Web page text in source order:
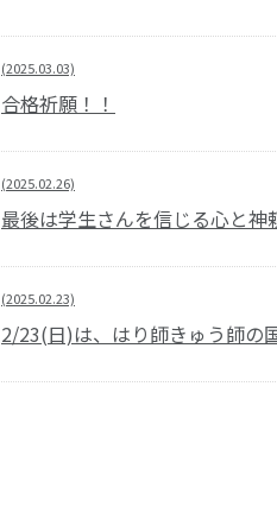
(2025.03.03)
合格祈願！！
(2025.02.26)
最後は学生さんを信じる心と神
(2025.02.23)
2/23(日)は、はり師きゅう師の